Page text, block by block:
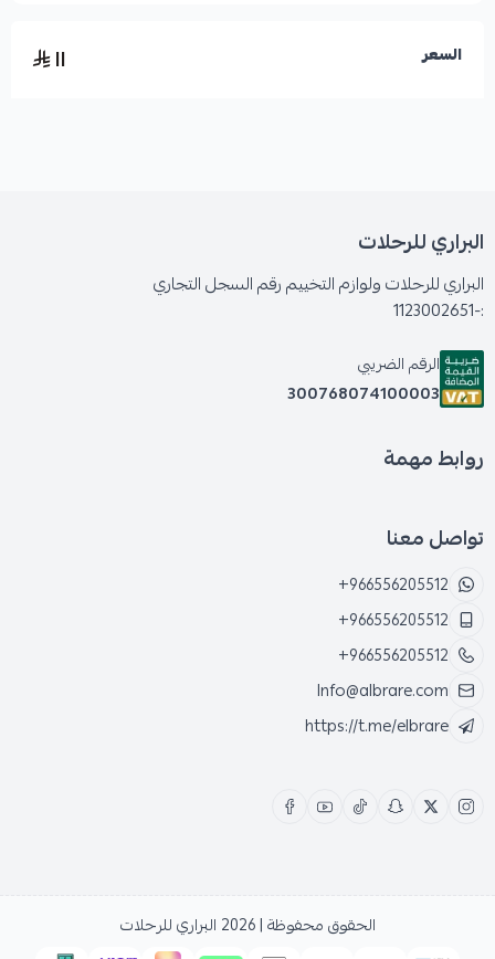
السعر ١١
البراري للرحلات
البراري للرحلات ولوازم التخييم رقم السجل التجاري
:-1123002651
الرقم الضريبي
300768074100003
روابط مهمة
تواصل معنا
+966556205512
+966556205512
+966556205512
Info@albrare.com
https://t.me/elbrare
الحقوق محفوظة | 2026 البراري للرحلات